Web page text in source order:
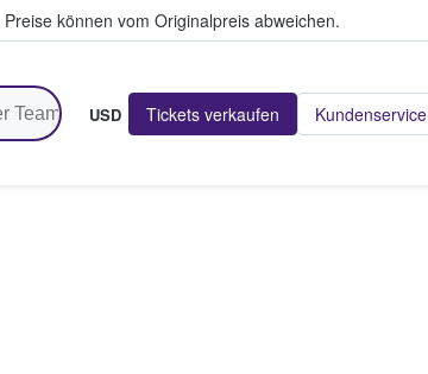
Preise können vom Originalpreis abweichen.
USD Tickets verkaufen Kundenservice